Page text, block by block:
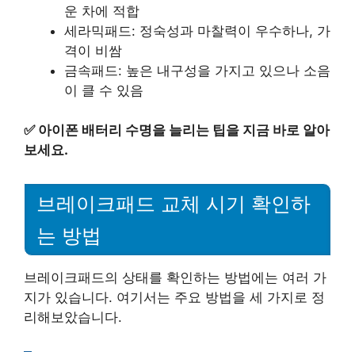
운 차에 적합
세라믹패드: 정숙성과 마찰력이 우수하나, 가
격이 비쌈
금속패드: 높은 내구성을 가지고 있으나 소음
이 클 수 있음
✅ 아이폰 배터리 수명을 늘리는 팁을 지금 바로 알아
보세요.
브레이크패드 교체 시기 확인하
는 방법
브레이크패드의 상태를 확인하는 방법에는 여러 가
지가 있습니다. 여기서는 주요 방법을 세 가지로 정
리해보았습니다.